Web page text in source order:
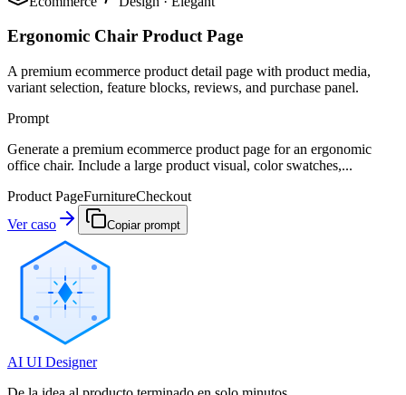
Ergonomic Chair Product Page
A premium ecommerce product detail page with product media,
variant selection, feature blocks, reviews, and purchase panel.
Prompt
Generate a premium ecommerce product page for an ergonomic
office chair. Include a large product visual, color swatches,...
Product PageFurnitureCheckout
Ver caso
Copiar prompt
AI UI Designer